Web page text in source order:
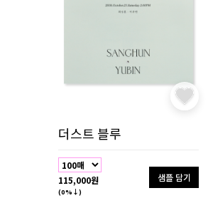
더스트 블루
115,000원
(0%↓)
샘플 담기